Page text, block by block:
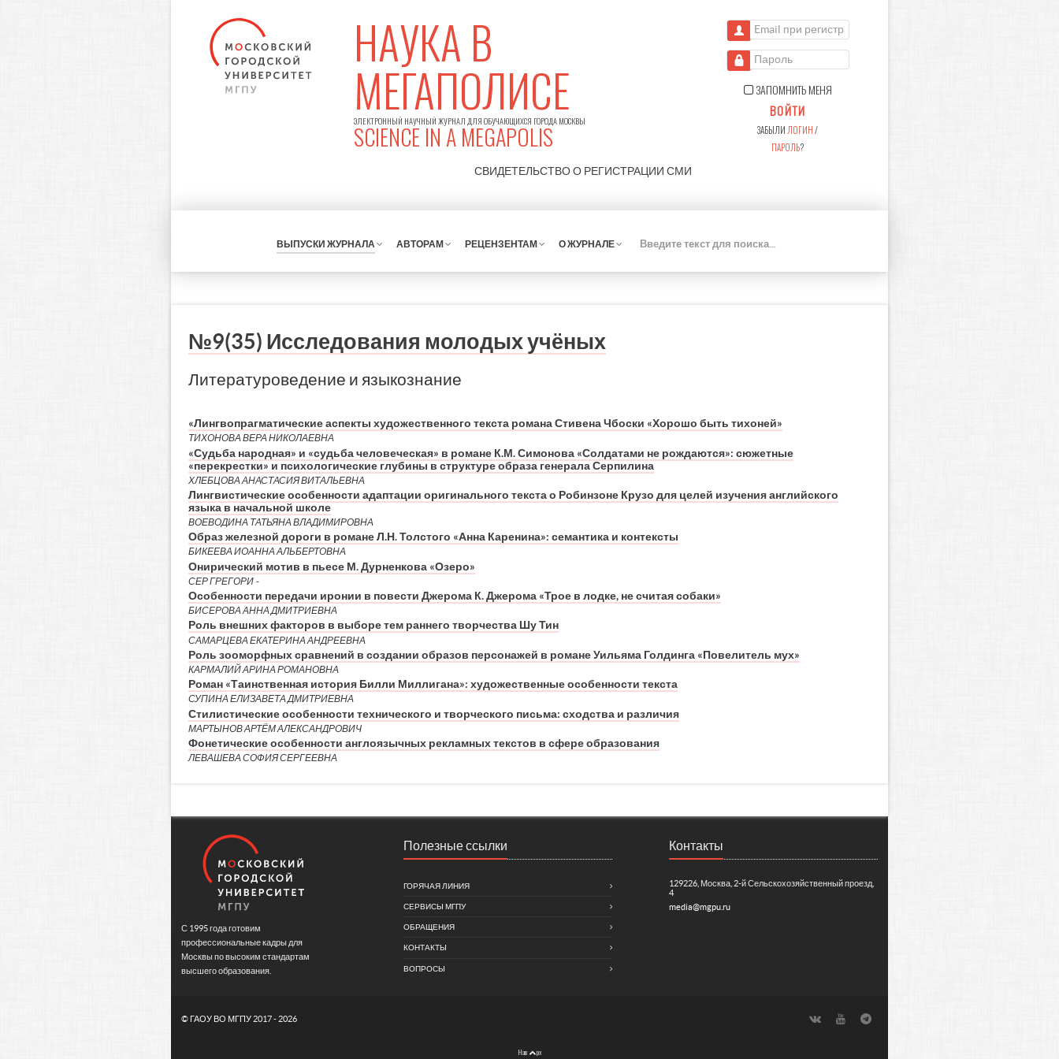
НАУКА В
МЕГАПОЛИСЕ
ЭЛЕКТРОННЫЙ НАУЧНЫЙ ЖУРНАЛ ДЛЯ ОБУЧАЮЩИХСЯ ГОРОДА МОСКВЫ
SCIENCE IN A MEGAPOLIS
СВИДЕТЕЛЬСТВО О РЕГИСТРАЦИИ СМИ
Email при регистрации
Пароль
ЗАПОМНИТЬ МЕНЯ
ВОЙТИ
ЗАБЫЛИ ЛОГИН/
ПАРОЛЬ?
ВЫПУСКИ ЖУРНАЛА АВТОРАМ РЕЦЕНЗЕНТАМ О ЖУРНАЛЕ
К
№9(35) Исследования молодых учёных
Литературоведение и языкознание
«Лингвопрагматические аспекты художественного текста романа Стивена Чбоски «Хорошо быть тихоней»
ТИХОНОВА ВЕРА НИКОЛАЕВНА
«Судьба народная» и «судьба человеческая» в романе К.М. Симонова «Солдатами не рождаются»: сюжетные
«перекрестки» и психологические глубины в структуре образа генерала Серпилина
ХЛЕБЦОВА АНАСТАСИЯ ВИТАЛЬЕВНА
Лингвистические особенности адаптации оригинального текста о Робинзоне Крузо для целей изучения английского
языка в начальной школе
ВОЕВОДИНА ТАТЬЯНА ВЛАДИМИРОВНА
Образ железной дороги в романе Л.Н. Толстого «Анна Каренина»: семантика и контексты
БИКЕЕВА ИОАННА АЛЬБЕРТОВНА
Онирический мотив в пьесе М. Дурненкова «Озеро»
СЕР ГРЕГОРИ -
Особенности передачи иронии в повести Джерома К. Джерома «Трое в лодке, не считая собаки»
БИСЕРОВА АННА ДМИТРИЕВНА
Роль внешних факторов в выборе тем раннего творчества Шу Тин
САМАРЦЕВА ЕКАТЕРИНА АНДРЕЕВНА
Роль зооморфных сравнений в создании образов персонажей в романе Уильяма Голдинга «Повелитель мух»
КАРМАЛИЙ АРИНА РОМАНОВНА
Роман «Таинственная история Билли Миллигана»: художественные особенности текста
СУПИНА ЕЛИЗАВЕТА ДМИТРИЕВНА
Стилистические особенности технического и творческого письма: сходства и различия
МАРТЫНОВ АРТЁМ АЛЕКСАНДРОВИЧ
Фонетические особенности англоязычных рекламных текстов в сфере образования
ЛЕВАШЕВА СОФИЯ СЕРГЕЕВНА
С 1995 года готовим
профессиональные кадры для
Москвы по высоким стандартам
высшего образования.
Полезные ссылки
ГОРЯЧАЯ ЛИНИЯ
СЕРВИСЫ МГПУ
ОБРАЩЕНИЯ
КОНТАКТЫ
ВОПРОСЫ
Контакты
129226, Москва, 2-й Сельскохозяйственный проезд,
4
media@mgpu.ru
© ГАОУ ВО МГПУ 2017 - 2026
Нав рх